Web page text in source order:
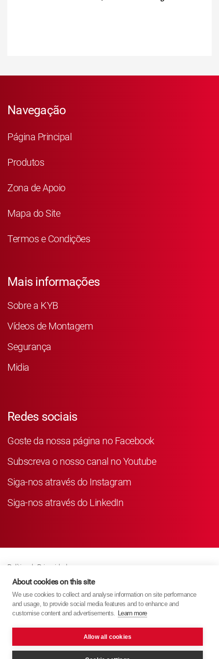
Navegação
Página Principal
Produtos
Zona de Apoio
Mapa do Site
Termos e Condições
Mais informações
Sobre a KYB
Vídeos de Montagem
Segurança
Midia
Redes sociais
Goste da nossa página no Facebook
Subscreva o nosso canal no Youtube
Siga-nos através do Instagram
Siga-nos através do LinkedIn
Política de Privacidade
Business Partner Privacy
Política de Cookies
Modern Slavery Act Policy
About cookies on this site
We use cookies to collect and analyse information on site performance
and usage, to provide social media features and to enhance and
customise content and advertisements. Learn more
Allow all cookies